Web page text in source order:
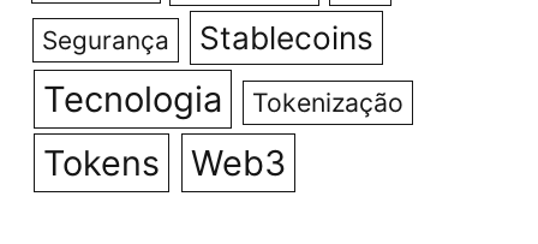
Segurança Stablecoins
Tecnologia Tokenização
Tokens Web3